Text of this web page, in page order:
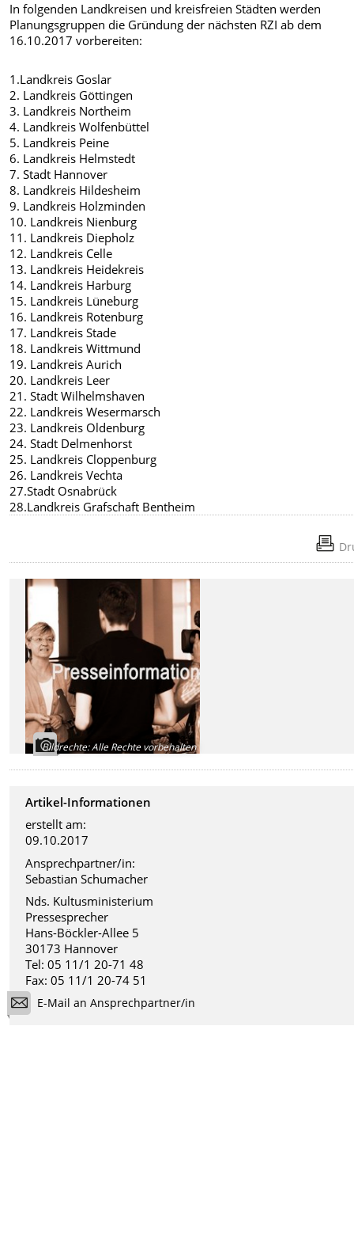
In folgenden Landkreisen und kreisfreien Städten werden
Planungsgruppen die Gründung der nächsten RZI ab dem
16.10.2017 vorbereiten:
1.Landkreis Goslar
2. Landkreis Göttingen
3. Landkreis Northeim
4. Landkreis Wolfenbüttel
5. Landkreis Peine
6. Landkreis Helmstedt
7. Stadt Hannover
8. Landkreis Hildesheim
9. Landkreis Holzminden
10. Landkreis Nienburg
11. Landkreis Diepholz
12. Landkreis Celle
13. Landkreis Heidekreis
14. Landkreis Harburg
15. Landkreis Lüneburg
16. Landkreis Rotenburg
17. Landkreis Stade
18. Landkreis Wittmund
19. Landkreis Aurich
20. Landkreis Leer
21. Stadt Wilhelmshaven
22. Landkreis Wesermarsch
23. Landkreis Oldenburg
24. Stadt Delmenhorst
25. Landkreis Cloppenburg
26. Landkreis Vechta
27.Stadt Osnabrück
28.Landkreis Grafschaft Bentheim
Bildrechte:Alle Rechte vorbehalten
Artikel-Informationen
erstellt am:
09.10.2017
Ansprechpartner/in:
Sebastian Schumacher
Nds. Kultusministerium
Pressesprecher
Hans-Böckler-Allee 5
30173 Hannover
Tel: 05 11/1 20-71 48
Fax: 05 11/1 20-74 51
E-Mail an Ansprechpartner/in